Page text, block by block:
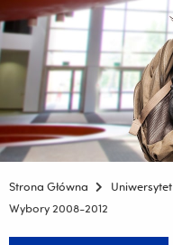
Strona Główna Uniwersytet
Wybory 2008-2012